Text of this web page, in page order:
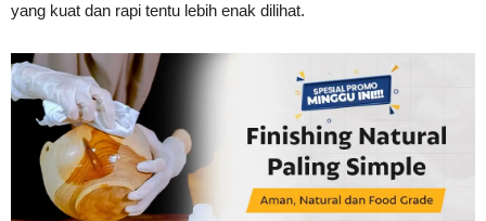
Tahan
Lama
yang kuat dan rapi tentu lebih enak dilihat.